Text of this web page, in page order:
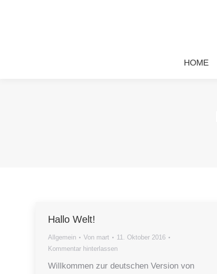
HOME
Hallo Welt!
Allgemein Von mart
11. Oktober 2016
Kommentar hinterlassen
Willkommen zur deutschen Version von